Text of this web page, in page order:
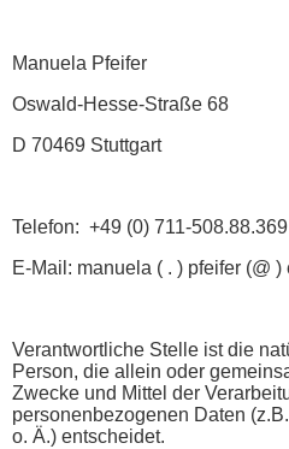
Manuela Pfeifer
Oswald-Hesse-Straße 68
D 70469 Stuttgart
Telefon: +49 (0) 711-508.88.369
E-Mail: manuela ( . ) pfeifer (@ )
Verantwortliche Stelle ist die
Person, die allein oder
Zwecke und Mittel der
personenbezogenen Daten
o. Ä.) entscheidet.